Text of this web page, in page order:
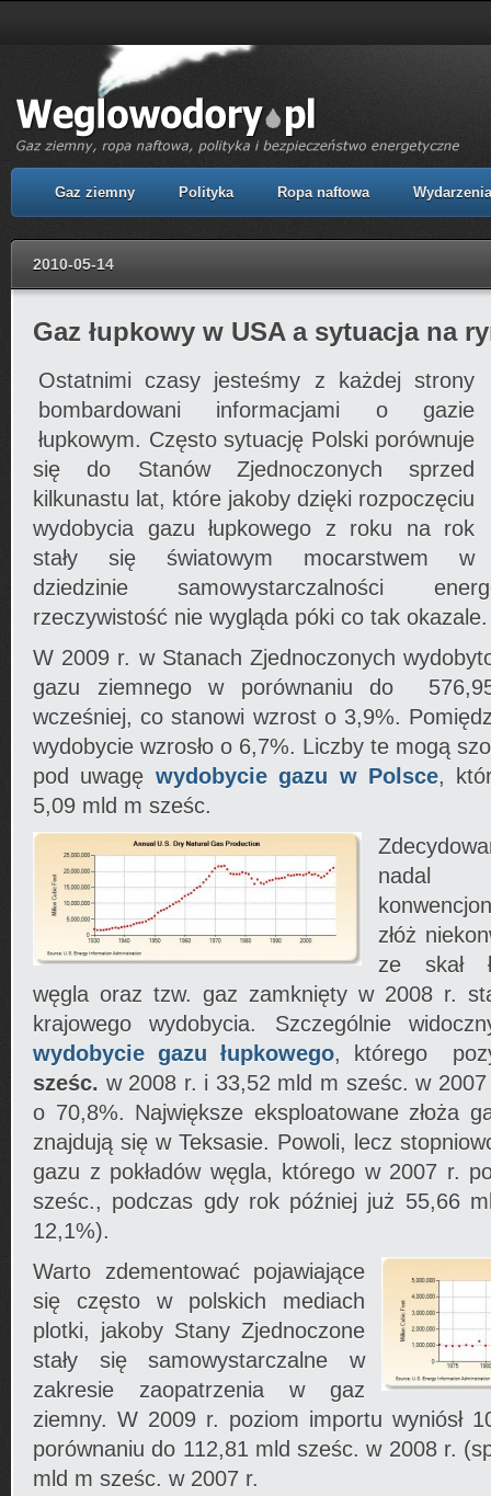
Gaz ziemny Polityka Ropa naftowa Wydarzenia
2010-05-14
Gaz łupkowy w USA a sytuacja na
Ostatnimi czasy jesteśmy z każdej strony
bombardowani informacjami o gazie
łupkowym. Często sytuację Polski porównuje
się do Stanów Zjednoczonych sprzed
kilkunastu lat, które jakoby dzięki rozpoczęciu
wydobycia gazu łupkowego z roku na rok
stały się światowym mocarstwem w
dziedzinie samowystarczalności
rzeczywistość nie wygląda póki co tak okazale.
W 2009 r. w Stanach Zjednoczonych
gazu ziemnego w porównaniu do
wcześniej, co stanowi wzrost o 3,9%.
wydobycie wzrosło o 6,7%. Liczby te mogą
pod uwagę wydobycie gazu w Polsce,
5,09 mld m sześc.
nadal
złóż
ze skał
węgla oraz tzw. gaz zamknięty w 2008 r.
krajowego wydobycia. Szczególnie
wydobycie gazu łupkowego, którego
sześc. w 2008 r. i 33,52 mld m sześc. w
o 70,8%. Największe eksploatowane złoża
znajdują się w Teksasie. Powoli, lecz
gazu z pokładów węgla, którego w 2007 r.
sześc., podczas gdy rok później już 55,66
12,1%).
Warto zdementować pojawiające
się często w polskich mediach
plotki, jakoby Stany Zjednoczone
stały się samowystarczalne w
zakresie zaopatrzenia w gaz
ziemny. W 2009 r. poziom importu wyniósł
porównaniu do 112,81 mld sześc. w 2008 r.
mld m sześc. w 2007 r.